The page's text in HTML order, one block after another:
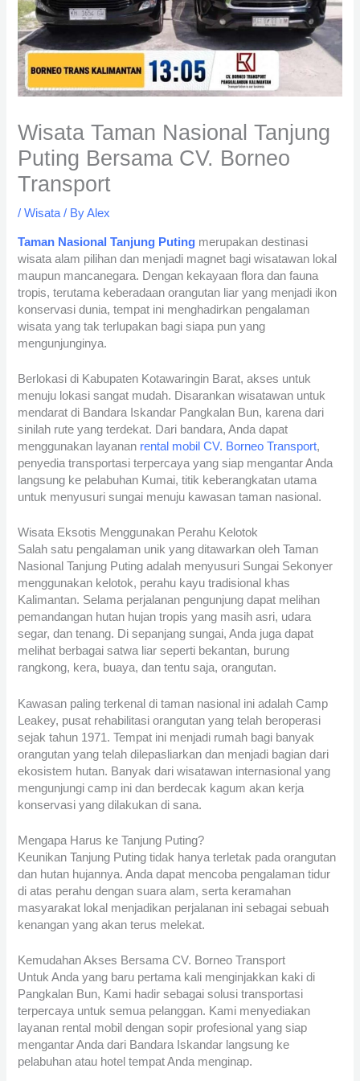
Wisata Taman Nasional Tanjung
Puting Bersama CV. Borneo
Transport
/Wisata / ByAlex
Taman Nasional Tanjung Puting merupakan destinasi
wisata alam pilihan dan menjadi magnet bagi wisatawan lokal
maupun mancanegara. Dengan kekayaan flora dan fauna
tropis, terutama keberadaan orangutan liar yang menjadi ikon
konservasi dunia, tempat ini menghadirkan pengalaman
wisata yang tak terlupakan bagi siapa pun yang
mengunjunginya.
Berlokasi di Kabupaten Kotawaringin Barat, akses untuk
menuju lokasi sangat mudah. Disarankan wisatawan untuk
mendarat di Bandara Iskandar Pangkalan Bun, karena dari
sinilah rute yang terdekat. Dari bandara, Anda dapat
menggunakan layanan rental mobil CV. Borneo Transport,
penyedia transportasi terpercaya yang siap mengantar Anda
langsung ke pelabuhan Kumai, titik keberangkatan utama
untuk menyusuri sungai menuju kawasan taman nasional.
Wisata Eksotis Menggunakan Perahu Kelotok
Salah satu pengalaman unik yang ditawarkan oleh Taman
Nasional Tanjung Puting adalah menyusuri Sungai Sekonyer
menggunakan kelotok, perahu kayu tradisional khas
Kalimantan. Selama perjalanan pengunjung dapat melihan
pemandangan hutan hujan tropis yang masih asri, udara
segar, dan tenang. Di sepanjang sungai, Anda juga dapat
melihat berbagai satwa liar seperti bekantan, burung
rangkong, kera, buaya, dan tentu saja, orangutan.
Kawasan paling terkenal di taman nasional ini adalah Camp
Leakey, pusat rehabilitasi orangutan yang telah beroperasi
sejak tahun 1971. Tempat ini menjadi rumah bagi banyak
orangutan yang telah dilepasliarkan dan menjadi bagian dari
ekosistem hutan. Banyak dari wisatawan internasional yang
mengunjungi camp ini dan berdecak kagum akan kerja
konservasi yang dilakukan di sana.
Mengapa Harus ke Tanjung Puting?
Keunikan Tanjung Puting tidak hanya terletak pada orangutan
dan hutan hujannya. Anda dapat mencoba pengalaman tidur
di atas perahu dengan suara alam, serta keramahan
masyarakat lokal menjadikan perjalanan ini sebagai sebuah
kenangan yang akan terus melekat.
Kemudahan Akses Bersama CV. Borneo Transport
Untuk Anda yang baru pertama kali menginjakkan kaki di
Pangkalan Bun, Kami hadir sebagai solusi transportasi
terpercaya untuk semua pelanggan. Kami menyediakan
layanan rental mobil dengan sopir profesional yang siap
mengantar Anda dari Bandara Iskandar langsung ke
pelabuhan atau hotel tempat Anda menginap.